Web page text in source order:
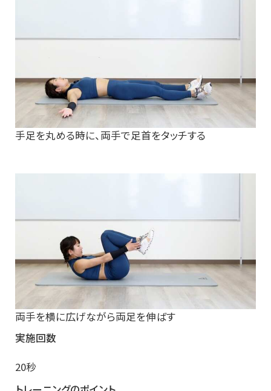
手足を丸める時に、両手で足首をタッチする
両手を横に広げながら両足を伸ばす
実施回数
20秒